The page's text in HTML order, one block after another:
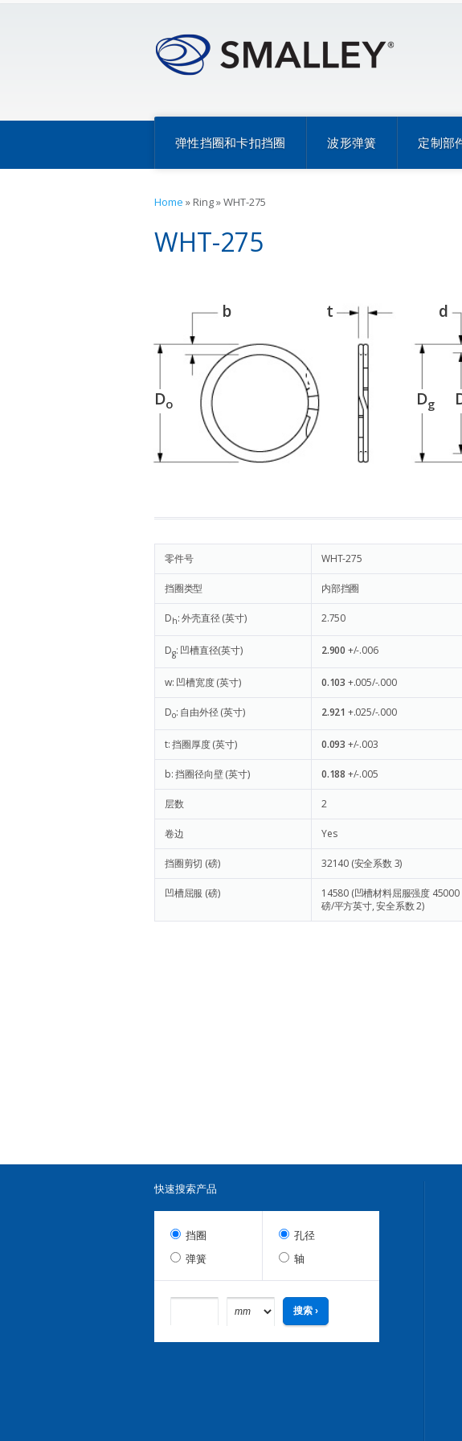
弹性挡圈和卡扣挡圈 波形弹簧 定制部
Home » Ring»WHT-275
WHT-275
b t d
Dg
Do
零件号 WHT-275
挡圈类型 内部挡圈
Dh: 外壳直径 (英寸) 2.750
Dg: 凹槽直径(英寸) 2.900 +/-.006
w: 凹槽宽度 (英寸) 0.103 +.005/-.000
Do: 自由外径 (英寸) 2.921 +.025/-.000
t: 挡圈厚度 (英寸) 0.093 +/-.003
b: 挡圈径向壁 (英寸) 0.188 +/-.005
层数 2
卷边 Yes
挡圈剪切 (磅) 32140 (安全系数 3)
凹槽屈服 (磅) 14580 (凹槽材料屈服强度 45000
磅/平方英寸, 安全系数 2)
快速搜索产品
挡圈
弹簧
孔径
轴